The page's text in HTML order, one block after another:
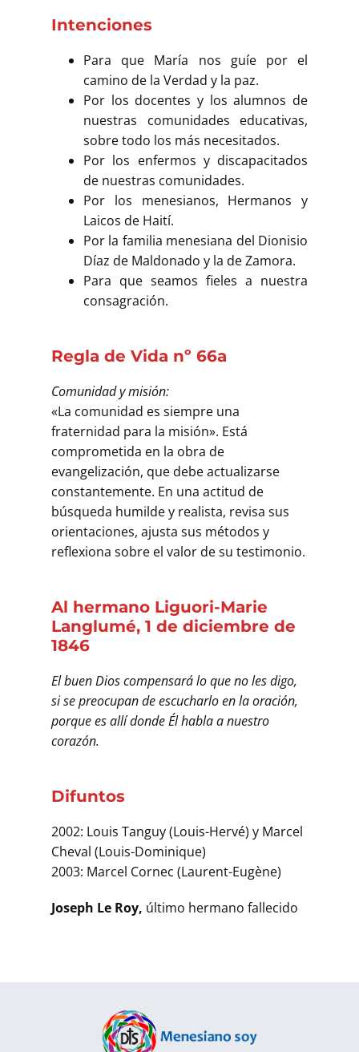
Intenciones
Para que María nos guíe por el
camino de la Verdad y la paz.
Por los docentes y los alumnos de
nuestras comunidades educativas,
sobre todo los más necesitados.
Por los enfermos y discapacitados
de nuestras comunidades.
Por los menesianos, Hermanos y
Laicos de Haití.
Por la familia menesiana del Dionisio
Díaz de Maldonado y la de Zamora.
Para que seamos fieles a nuestra
consagración.
Regla de Vida nº 66a
Comunidad y misión:
«La comunidad es siempre una
fraternidad para la misión». Está
comprometida en la obra de
evangelización, que debe actualizarse
constantemente. En una actitud de
búsqueda humilde y realista, revisa sus
orientaciones, ajusta sus métodos y
reflexiona sobre el valor de su testimonio.
Al hermano Liguori-Marie
Langlumé, 1 de diciembre de
1846
El buen Dios compensará lo que no les digo,
si se preocupan de escucharlo en la oración,
porque es allí donde Él habla a nuestro
corazón.
Difuntos
2002: Louis Tanguy (Louis-Hervé) y Marcel
Cheval (Louis-Dominique)
2003: Marcel Cornec (Laurent-Eugène)
Joseph Le Roy, último hermano fallecido